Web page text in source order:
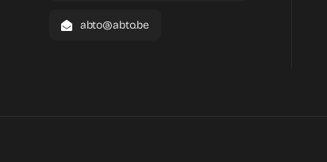
abto@abto.be